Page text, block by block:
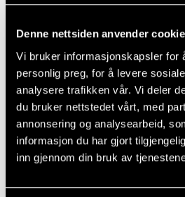
Denne nettsiden anvender
Vi bruker informasjonskapsler for
personlig preg, for å levere
analysere trafikken vår. Vi deler
du bruker nettstedet vårt, med
annonsering og analysearbeid,
informasjon du har gjort
inn gjennom din bruk av